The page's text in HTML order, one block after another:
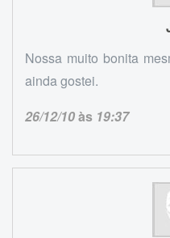
Nossa muito bonita
ainda gostei.
26/12/10às 19:37